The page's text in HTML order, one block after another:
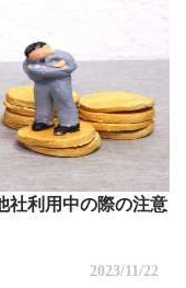
社利用中の際の注意
2023/11/22